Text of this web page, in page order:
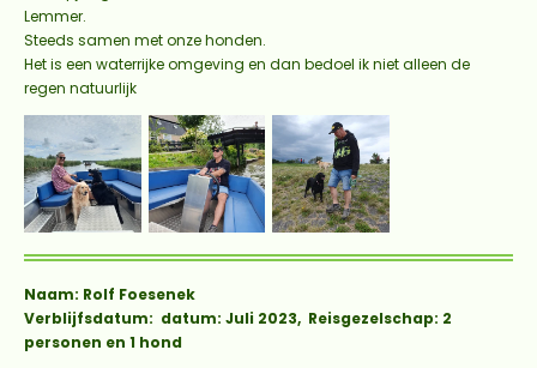
Lemmer.
Steeds samen met onze honden.
Het is een waterrijke omgeving en dan bedoel ik niet alleen de
regen natuurlijk
Naam: Rolf Foesenek
Verblijfsdatum: datum: Juli 2023, Reisgezelschap: 2
personen en 1 hond